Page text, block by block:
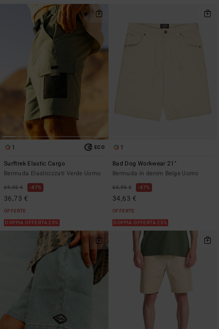
1 ECO
Surftrek Elastic Cargo
Bermuda Elasticizzati Verde Uomo
69,95 € 47%
36,73 €
OFFERTE
DOPPIA OFFERTA 25%
1
Bad Dog Workwear 21"
Bermuda in denim Beige Uomo
65,95 € 47%
34,63 €
OFFERTE
DOPPIA OFFERTA 25%